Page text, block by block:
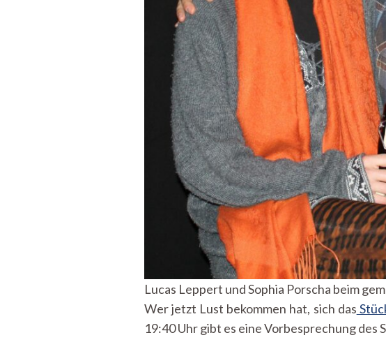
Lucas Leppert und Sophia Porscha beim
Wer jetzt Lust bekommen hat, sich das
19:40 Uhr gibt es eine Vorbesprechung des